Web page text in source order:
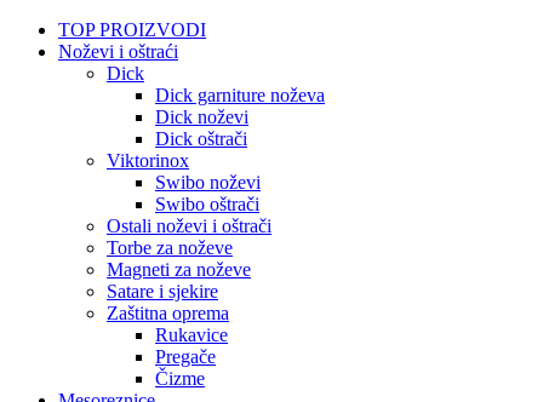
TOP PROIZVODI
Noževi i oštraći
Dick
Dick garniture noževa
Dick noževi
Dick oštrači
Viktorinox
Swibo noževi
Swibo oštrači
Ostali noževi i oštrači
Torbe za noževe
Magneti za noževe
Satare i sjekire
Zaštitna oprema
Rukavice
Pregače
Čizme